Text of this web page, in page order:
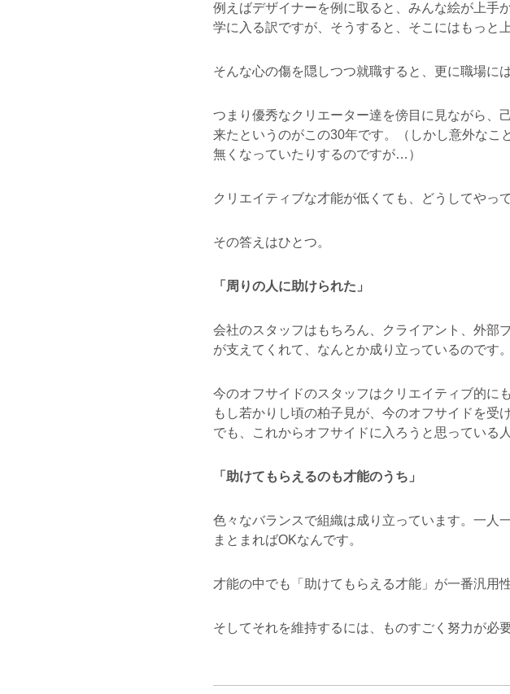
例えばデザイナーを例に取ると、みんな絵が上手
学に入る訳ですが、そうすると、そこにはもっと
そんな心の傷を隠しつつ就職すると、更に職場
つまり優秀なクリエーター達を傍目に見ながら、
来たというのがこの30年です。（しかし意外な
無くなっていたりするのですが…）
クリエイティブな才能が低くても、どうしてやっ
その答えはひとつ。
「周りの人に助けられた」
会社のスタッフはもちろん、クライアント、外部
が支えてくれて、なんとか成り立っているのです。
今のオフサイドのスタッフはクリエイティブ的に
もし若かりし頃の柏子見が、今のオフサイドを受
でも、これからオフサイドに入ろうと思っている
「助けてもらえるのも才能のうち」
色々なバランスで組織は成り立っています。一人
まとまればOKなんです。
才能の中でも「助けてもらえる才能」が一番汎用
そしてそれを維持するには、ものすごく努力が必